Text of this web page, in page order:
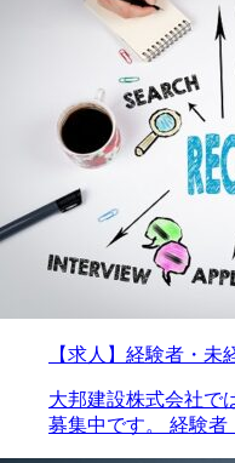
【求人】経験者・
大邦建設株式会社で
募集中です。 経験